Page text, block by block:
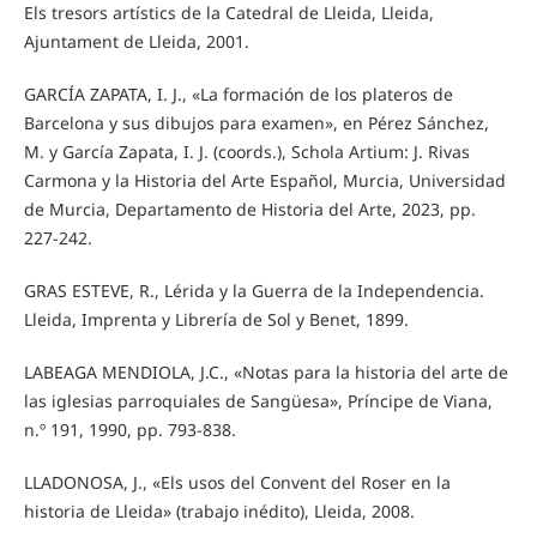
Els tresors artístics de la Catedral de Lleida, Lleida,
Ajuntament de Lleida, 2001.
GARCÍA ZAPATA, I. J., «La formación de los plateros de
Barcelona y sus dibujos para examen», en Pérez Sánchez,
M. y García Zapata, I. J. (coords.), Schola Artium: J. Rivas
Carmona y la Historia del Arte Español, Murcia, Universidad
de Murcia, Departamento de Historia del Arte, 2023, pp.
227-242.
GRAS ESTEVE, R., Lérida y la Guerra de la Independencia.
Lleida, Imprenta y Librería de Sol y Benet, 1899.
LABEAGA MENDIOLA, J.C., «Notas para la historia del arte de
las iglesias parroquiales de Sangüesa», Príncipe de Viana,
n.º 191, 1990, pp. 793-838.
LLADONOSA, J., «Els usos del Convent del Roser en la
historia de Lleida» (trabajo inédito), Lleida, 2008.